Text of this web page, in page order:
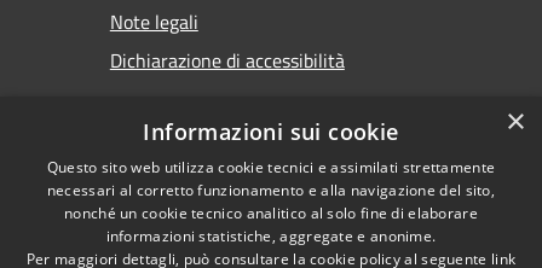
Note legali
Dichiarazione di accessibilità
RSS
Accessibilità
Privacy
Copyright © 2026 •
Comune di Sirmione •
Powered by
×
Informazioni sui cookie
Questo sito web utilizza cookie tecnici e assimilati strettamente
necessari al corretto funzionamento e alla navigazione del sito,
nonché un cookie tecnico analitico al solo fine di elaborare
informazioni statistiche, aggregate e anonime.
Per maggiori dettagli, può consultare la cookie policy al seguente link